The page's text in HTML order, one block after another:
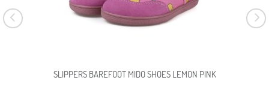
SLIPPERS BAREFOOT MIDO SHOES LEMON PINK